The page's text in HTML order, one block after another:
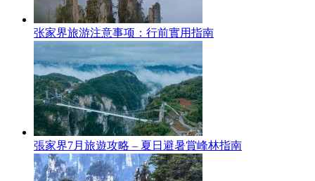
张家界旅游注意事项：行前實用指南
張家界7月旅遊攻略 – 夏日避暑賞峰林指南